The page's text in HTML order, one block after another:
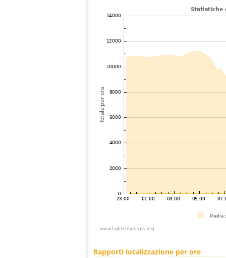
Rapporti localizzazione per ore